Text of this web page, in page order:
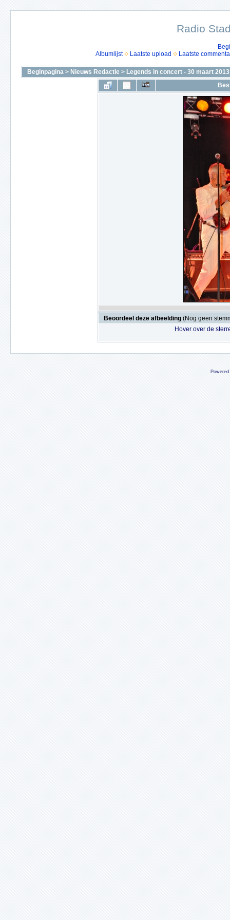
Radio
Albumlijst
Laatste upload Laatste
Beginpagina > Nieuws Redactie > Legends in concert - 30 maart 2013
Beoordeel deze afbeelding (Nog geen
Hover over de